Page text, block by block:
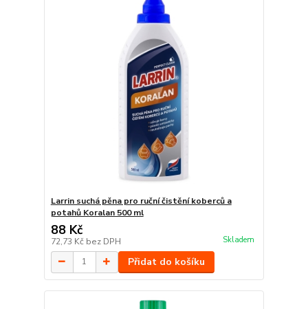
Larrin suchá pěna pro ruční čistění koberců a
potahů Koralan 500 ml
88 Kč
72,73 Kč bez DPH Skladem
Přidat do košíku